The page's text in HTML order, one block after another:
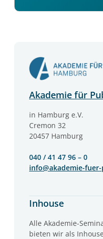
Akademie für
in Hamburg e.V.
Cremon 32
20457 Hamburg
040 / 41 47 96 – 0
info@akademie-
Inhouse
Alle Akademie-
bieten wir als